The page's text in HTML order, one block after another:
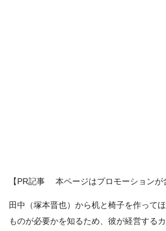
【PR記事 本ページはプロモーションが
田中（塚本晋也）から机と椅子を作って
ものが必要かを知るため、彼が経営する